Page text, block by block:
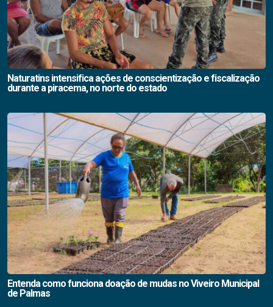
Naturatins intensifica ações de conscientização e fiscalização
durante a piracema, no norte do estado
Entenda como funciona doação de mudas no Viveiro Municipal
de Palmas